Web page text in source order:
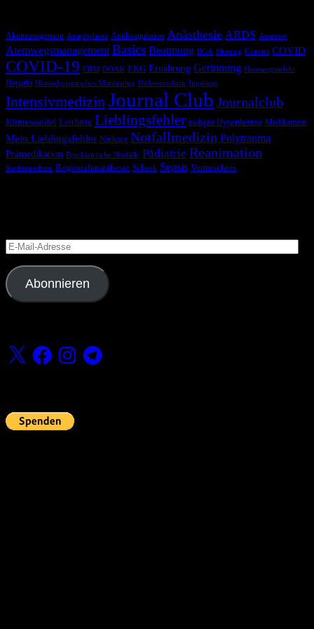
Akutmanagement Anaphylaxie Antikoagulation Anästhesie ARDS Atemnot
Atemwegsmanagement Basics Beatmung BGA Blutung Corona COVID
COVID-19 CRM DOAK EKG Ernährung Gerinnung Harnwegsinfekt
Heparin Hämodynamisches Monitoring Höhenmedizin Impfung
IntensivmedizinJournal Club Journalclub
Klimawandel Leitlinie Lieblingsfehler maligne Hyperthermie Medikament
Mein Lieblingsfehler Narkose Notfallmedizin Polytrauma
Prämedikation Psychiatrische Notfälle Pädiatrie Reanimation
Rechtsmedizin Regionalanästhesie Schock Sepsis Vermischtes
E-
Mail-
Adresse
Abonnieren
X FacebookInstagramTelegram